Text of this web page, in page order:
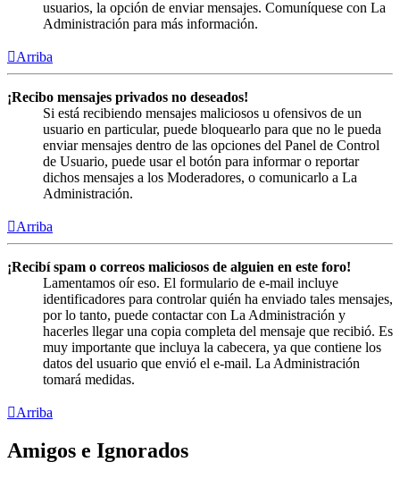
usuarios, la opción de enviar mensajes. Comuníquese con La
Administración para más información.
Arriba
¡Recibo mensajes privados no deseados!
Si está recibiendo mensajes maliciosos u ofensivos de un
usuario en particular, puede bloquearlo para que no le pueda
enviar mensajes dentro de las opciones del Panel de Control
de Usuario, puede usar el botón para informar o reportar
dichos mensajes a los Moderadores, o comunicarlo a La
Administración.
Arriba
¡Recibí spam o correos maliciosos de alguien en este foro!
Lamentamos oír eso. El formulario de e-mail incluye
identificadores para controlar quién ha enviado tales mensajes,
por lo tanto, puede contactar con La Administración y
hacerles llegar una copia completa del mensaje que recibió. Es
muy importante que incluya la cabecera, ya que contiene los
datos del usuario que envió el e-mail. La Administración
tomará medidas.
Arriba
Amigos e Ignorados